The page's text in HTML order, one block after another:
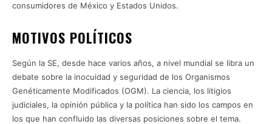
consumidores de México y Estados Unidos.
MOTIVOS POLÍTICOS
Según la SE, desde hace varios años, a nivel mundial se libra un
debate sobre la inocuidad y seguridad de los Organismos
Genéticamente Modificados (OGM). La ciencia, los litigios
judiciales, la opinión pública y la política han sido los campos en
los que han confluido las diversas posiciones sobre el tema.